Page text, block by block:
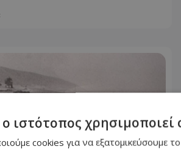
ιστότοπος χρησιμοποιεί
cookies για να εξατομικεύσουμε το